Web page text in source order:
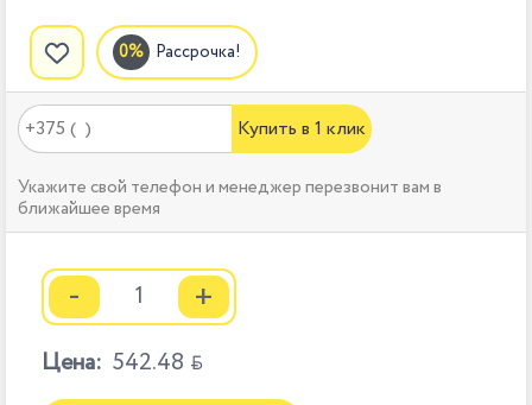
Рассрочка!
Купить в 1 клик
Укажите свой телефон и менеджер перезвонит вам в
ближайшее время
- +
Цена: 542.48 